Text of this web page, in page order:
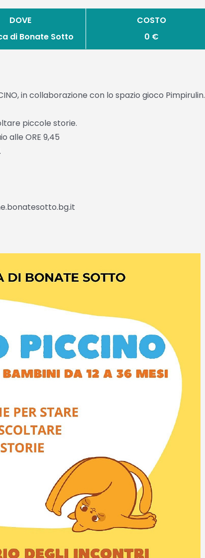
DOVE
di Bonate Sotto
COSTO
0 €
in collaborazione con lo spazio gioco Pimpirulin.
piccole storie.
alle ORE 9,45